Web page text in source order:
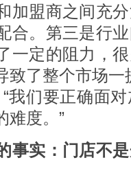
加盟商之间充
合。第三是行
一定的阻力，
了整个市场一
我们要正确面
难度。”
事实：门店不